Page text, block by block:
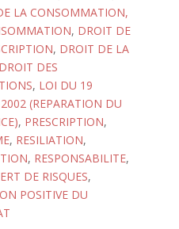
LA CONSOMMATION,
, DROIT DE
, DROIT DE LA
DROIT DES
, LOI DU 19
(REPARATION DU
, PRESCRIPTION,
, RESILIATION,
, RESPONSABILITE,
DE RISQUES,
POSITIVE DU